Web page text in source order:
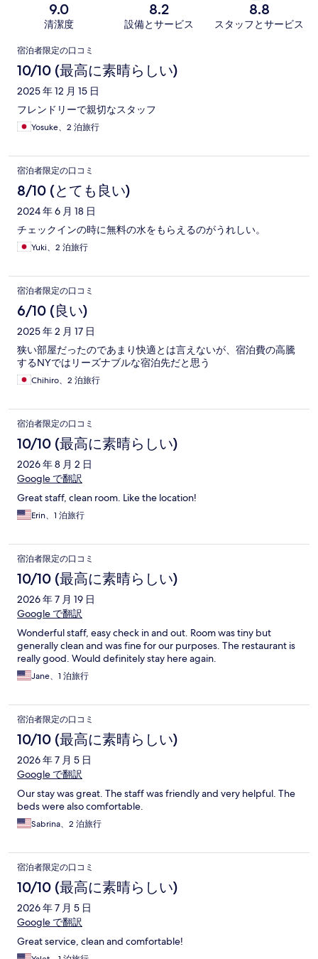
9.0
清潔度
8.2
設備とサービス
8.8
スタッフとサービス
口
コ
ミ
宿泊者限定の口コミ
10/10 (最高に素晴らしい)
2025 年 12 月 15 日
フレンドリーで親切なスタッフ
Yosuke、2 泊旅行
宿泊者限定の口コミ
8/10 (とても良い)
2024 年 6 月 18 日
チェックインの時に無料の水をもらえるのがうれしい。
Yuki、2 泊旅行
宿泊者限定の口コミ
6/10 (良い)
2025 年 2 月 17 日
狭い部屋だったのであまり快適とは言えないが、宿泊費の高騰
するNYではリーズナブルな宿泊先だと思う
Chihiro、2 泊旅行
宿泊者限定の口コミ
10/10 (最高に素晴らしい)
2026 年 8 月 2 日
Google で翻訳
Great staff, clean room. Like the location!
Erin、1 泊旅行
宿泊者限定の口コミ
10/10 (最高に素晴らしい)
2026 年 7 月 19 日
Google で翻訳
Wonderful staff, easy check in and out. Room was tiny but
generally clean and was fine for our purposes. The restaurant is
really good. Would definitely stay here again.
Jane、1 泊旅行
宿泊者限定の口コミ
10/10 (最高に素晴らしい)
2026 年 7 月 5 日
Google で翻訳
Our stay was great. The staff was friendly and very helpful. The
beds were also comfortable.
Sabrina、2 泊旅行
宿泊者限定の口コミ
10/10 (最高に素晴らしい)
2026 年 7 月 5 日
Google で翻訳
Great service, clean and comfortable!